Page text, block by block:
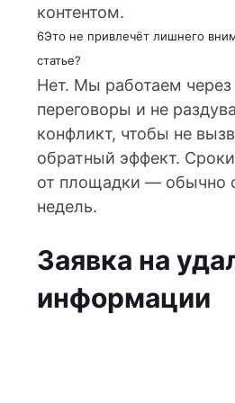
контентом.
6Это не привлечёт лишнего
статье?
Нет. Мы работаем через
переговоры и не
конфликт, чтобы не
обратный эффект. Сроки
от площадки — обычно
недель.
Заявка на
информации